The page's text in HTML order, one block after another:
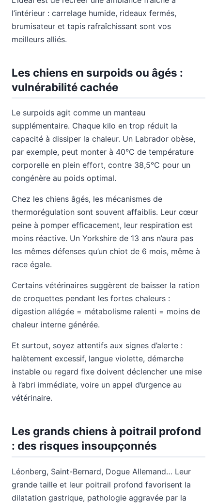
l’intérieur : carrelage humide, rideaux fermés,
brumisateur et tapis rafraîchissant sont vos
meilleurs alliés.
Les chiens en surpoids ou âgés :
vulnérabilité cachée
Le surpoids agit comme un manteau
supplémentaire. Chaque kilo en trop réduit la
capacité à dissiper la chaleur. Un Labrador obèse,
par exemple, peut monter à 40°C de température
corporelle en plein effort, contre 38,5°C pour un
congénère au poids optimal.
Chez les chiens âgés, les mécanismes de
thermorégulation sont souvent affaiblis. Leur cœur
peine à pomper efficacement, leur respiration est
moins réactive. Un Yorkshire de 13 ans n’aura pas
les mêmes défenses qu’un chiot de 6 mois, même à
race égale.
Certains vétérinaires suggèrent de baisser la ration
de croquettes pendant les fortes chaleurs :
digestion allégée = métabolisme ralenti = moins de
chaleur interne générée.
Et surtout, soyez attentifs aux signes d’alerte :
halètement excessif, langue violette, démarche
instable ou regard fixe doivent déclencher une mise
à l’abri immédiate, voire un appel d’urgence au
vétérinaire.
Les grands chiens à poitrail profond
: des risques insoupçonnés
Léonberg, Saint-Bernard, Dogue Allemand… Leur
grande taille et leur poitrail profond favorisent la
dilatation gastrique, pathologie aggravée par la